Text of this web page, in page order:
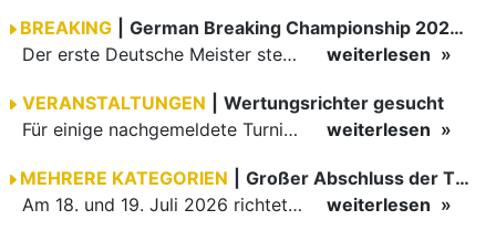
BREAKING
German Breaking Championship 2026 in Hannover
Der erste Deutsche Meister steht fest B-Boy Roman siegt bei den Juniors
weiterlesen
VERANSTALTUNGEN
Wertungsrichter gesucht
Für einige nachgemeldete Turniere im 2 Halbjahr sucht der ZWE noch Wertungsrichter.
weiterlesen
MEHRERE KATEGORIEN
Großer Abschluss der TBW-Trophy in Weinheim
Am 18. und 19. Juli 2026 richtete die Tanzsportabteilung (TSA) der TSG 1862 Weinheim das Abschlussturnier der diesjährigen TBW-Trophy-Serie aus. Zum traditionellen Saisonfinale kamen rund 400 Starts über…
weiterlesen